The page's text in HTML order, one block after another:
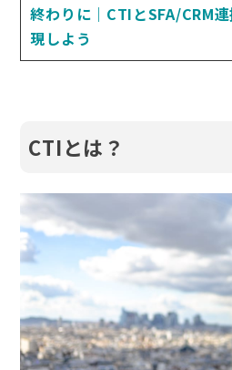
終わりに｜CTIとSFA/CRM
現しよう
CTIとは？